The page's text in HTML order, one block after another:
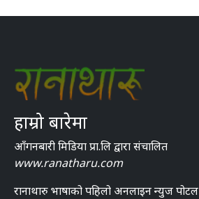
हाम्रो बारेमा
आँगनबारी मिडिया प्रा.लि द्वारा संचालित
www.ranatharu.com
रानाथारु भाषाको पहिलो अनलाइन न्युज पोटल